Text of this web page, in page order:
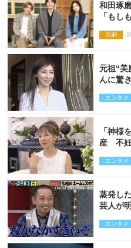
和田琢
「も
思い
演劇
元祖“
んに驚
エンタメ
「神様
産 不妊
エンタメ
蒸発し
芸人が
エンタメ